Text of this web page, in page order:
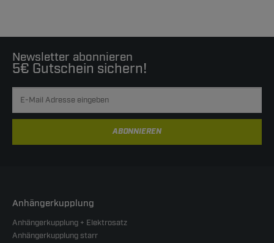
Newsletter abonnieren
5€ Gutschein sichern!
ABONNIEREN
Anhängerkupplung
Anhängerkupplung + Elektrosatz
Anhängerkupplung starr